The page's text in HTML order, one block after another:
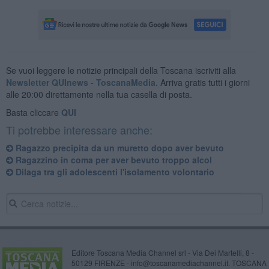
Se vuoi leggere le notizie principali della Toscana iscriviti alla
Newsletter QUInews - ToscanaMedia. Arriva gratis tutti i giorni
alle 20:00 direttamente nella tua casella di posta.
Basta cliccare QUI
Ti potrebbe interessare anche:
Ragazzo precipita da un muretto dopo aver bevuto
Ragazzino in coma per aver bevuto troppo alcol
Dilaga tra gli adolescenti l'isolamento volontario
Editore Toscana Media Channel srl - Via Dei Martelli, 8 -
50129 FIRENZE - info@toscanamediachannel.it. TOSCANA